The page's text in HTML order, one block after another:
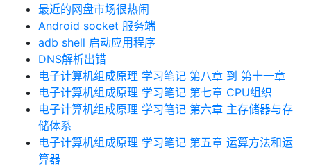
最近的网盘市场很热闹
Android socket 服务端
adb shell 启动应用程序
DNS解析出错
电子计算机组成原理 学习笔记 第八章 到 第十一章
电子计算机组成原理 学习笔记 第七章 CPU组织
电子计算机组成原理 学习笔记 第六章 主存储器与存
储体系
电子计算机组成原理 学习笔记 第五章 运算方法和运
算器